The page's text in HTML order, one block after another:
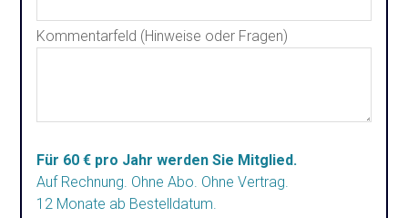
Kommentarfeld (Hinweise oder Fragen)
Für 60 € pro Jahr werden Sie Mitglied.
Auf Rechnung. Ohne Abo. Ohne Vertrag.
12 Monate ab Bestelldatum.